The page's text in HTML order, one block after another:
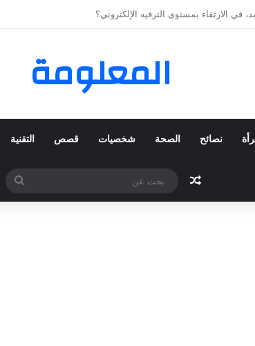
المفضلة عبر ترينديول: استكشاف رحلة التسوق الذكي.
المعلومة
نصائح الصحة شخصيات قصص التقنية
مقال عشوائي
بحث
عن